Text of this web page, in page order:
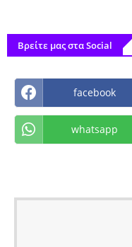
Βρείτε μας στα Social
facebook
whatsapp